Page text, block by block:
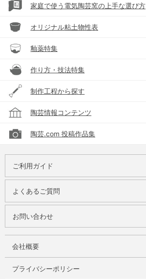
家庭で使う電気陶芸窯の上手な選び方
オリジナル粘土物性表
釉薬特集
作り方・技法特集
制作工程から探す
陶芸情報コンテンツ
陶芸.com 投稿作品集
ご利用ガイド
よくあるご質問
お問い合わせ
会社概要
プライバシーポリシー